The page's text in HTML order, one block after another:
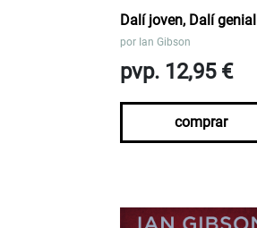
Dalí joven, Dalí genial
por Ian Gibson
pvp. 12,95 €
comprar